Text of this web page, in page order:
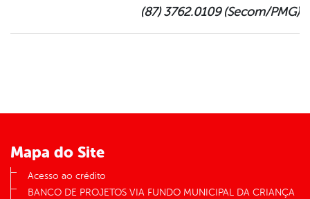
(87) 3762.0109 (Secom/PMG)
Mapa do Site
Acesso ao crédito
BANCO DE PROJETOS VIA FUNDO MUNICIPAL DA CRIANÇA